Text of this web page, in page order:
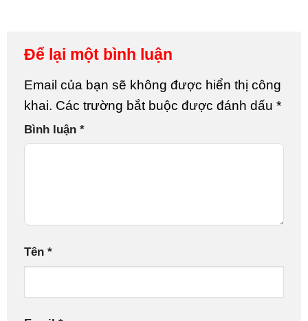
Để lại một bình luận
Email của bạn sẽ không được hiển thị công
khai. Các trường bắt buộc được đánh dấu *
Bình luận *
Tên *